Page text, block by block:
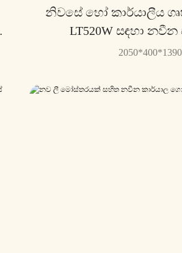
නිවසේ හෝ කාර්යාලීය
LT520W සඳහා
කැබිනට්ටුව -